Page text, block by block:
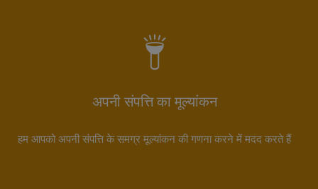
अपनी संपत्ति का मूल्यांकन
हम आपको अपनी संपत्ति के समग्र मूल्यांकन की गणना करने में मदद करते हैं